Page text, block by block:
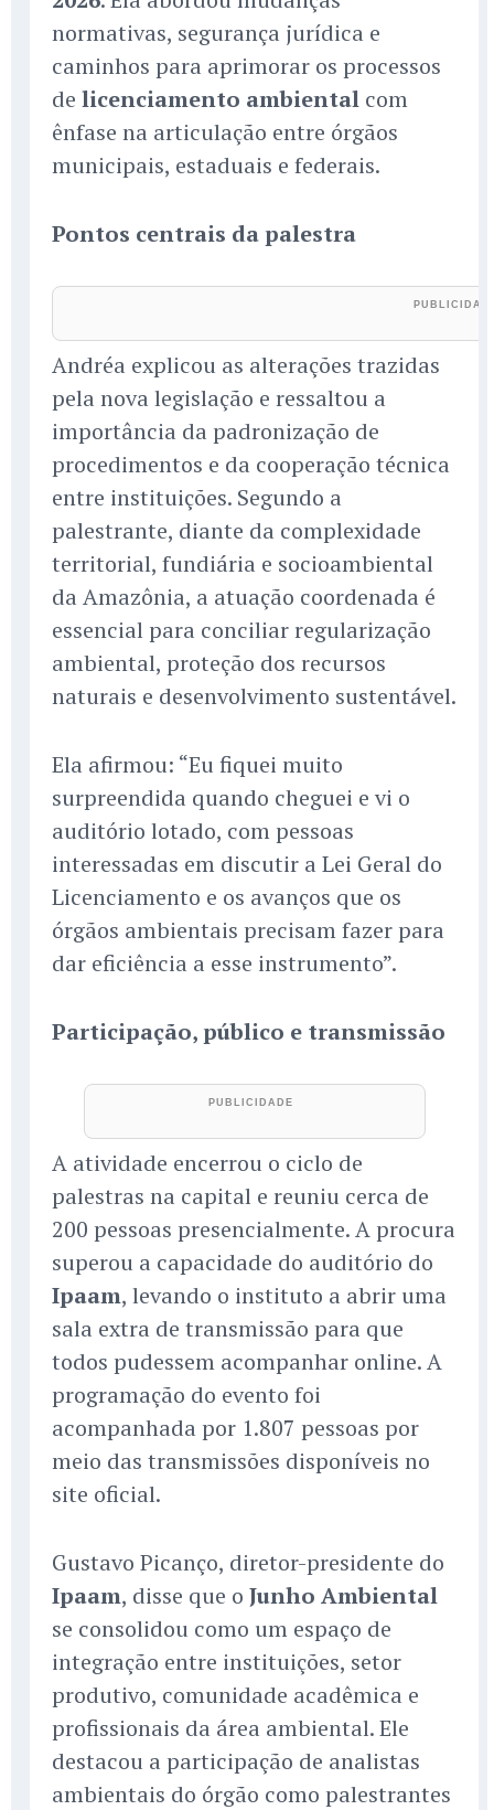
normativas, segurança jurídica e
caminhos para aprimorar os processos
de licenciamento ambiental com
ênfase na articulação entre órgãos
municipais, estaduais e federais.
Pontos centrais da palestra
Andréa explicou as alterações trazidas
pela nova legislação e ressaltou a
importância da padronização de
procedimentos e da cooperação técnica
entre instituições. Segundo a
palestrante, diante da complexidade
territorial, fundiária e socioambiental
da Amazônia, a atuação coordenada é
essencial para conciliar regularização
ambiental, proteção dos recursos
naturais e desenvolvimento sustentável.
Ela afirmou: “Eu fiquei muito
surpreendida quando cheguei e vi o
auditório lotado, com pessoas
interessadas em discutir a Lei Geral do
Licenciamento e os avanços que os
órgãos ambientais precisam fazer para
dar eficiência a esse instrumento”.
Participação, público e transmissão
A atividade encerrou o ciclo de
palestras na capital e reuniu cerca de
200 pessoas presencialmente. A procura
superou a capacidade do auditório do
Ipaam, levando o instituto a abrir uma
sala extra de transmissão para que
todos pudessem acompanhar online. A
programação do evento foi
acompanhada por 1.807 pessoas por
meio das transmissões disponíveis no
site oficial.
Gustavo Picanço, diretor-presidente do
Ipaam, disse que o Junho Ambiental
se consolidou como um espaço de
integração entre instituições, setor
produtivo, comunidade acadêmica e
profissionais da área ambiental. Ele
destacou a participação de analistas
ambientais do órgão como palestrantes